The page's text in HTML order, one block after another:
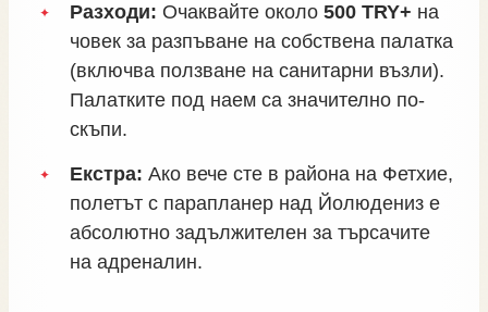
Разходи: Очаквайте около 500 TRY+ на
човек за разпъване на собствена палатка
(включва ползване на санитарни възли).
Палатките под наем са значително по-
скъпи.
Екстра: Ако вече сте в района на Фетхие,
полетът с парапланер над Йолюдениз е
абсолютно задължителен за търсачите
на адреналин.